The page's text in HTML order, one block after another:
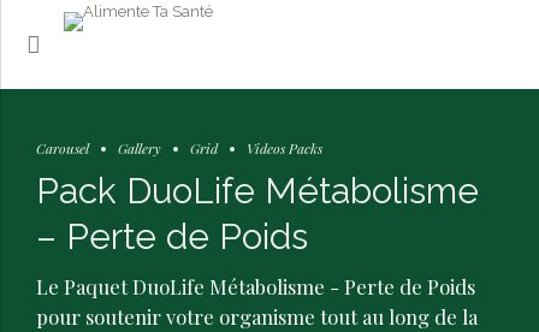
Carousel Gallery Grid Videos Packs
Pack DuoLife Métabolisme
– Perte de Poids
Le Paquet DuoLife Métabolisme - Perte de Poids
pour soutenir votre organisme tout au long de la